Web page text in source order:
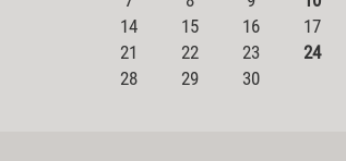
14
15 16 17
21
22 23 24
28
29 30